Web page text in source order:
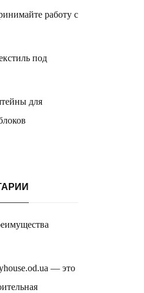
работу с
под
для
— это